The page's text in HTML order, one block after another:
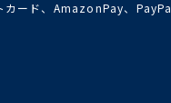
ード、AmazonPay、